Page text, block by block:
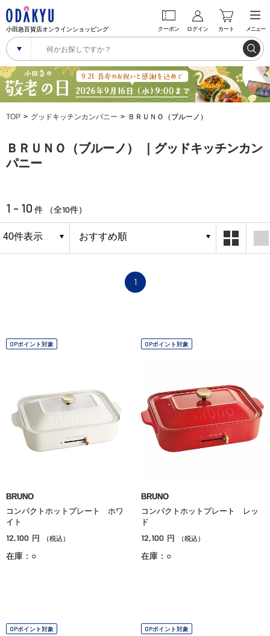
小田急百貨店オンラインショッピング クーポン ログイン カート メニュー
TOP グッドキッチンカンパニー ＢＲＵＮＯ（ブルーノ）
ＢＲＵＮＯ（ブルーノ） ｜グッドキッチンカン
パニー
1 - 10 件 （全10件）
1
OPポイント対象
BRUNO
コンパクトホットプレート ホワ
イト
12,100 円 （税込）
在庫：○
OPポイント対象
BRUNO
コンパクトホットプレート レッ
ド
12,100 円 （税込）
在庫：○
OPポイント対象 OPポイント対象